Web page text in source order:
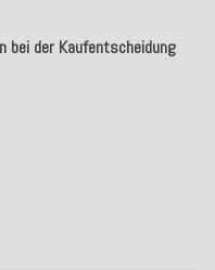
bei der Kaufentscheidung